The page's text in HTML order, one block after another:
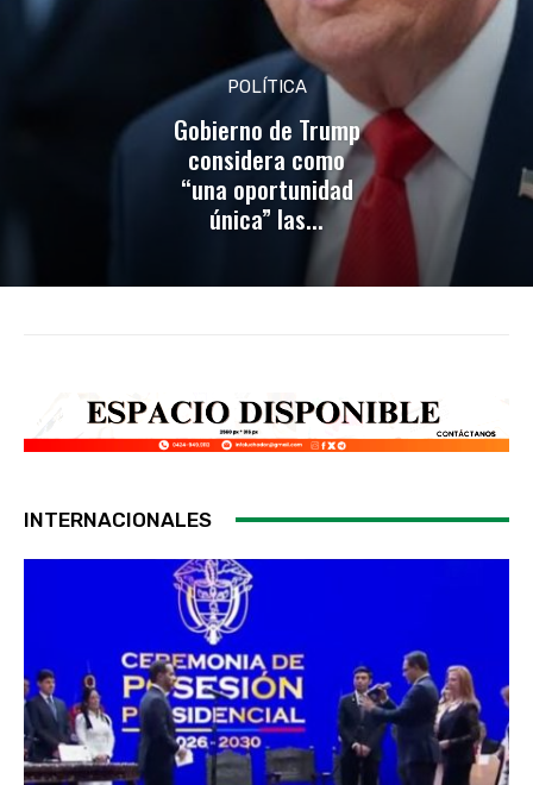
POLÍTICA
Gobierno de Trump
considera como
“una oportunidad
única” las...
INTERNACIONALES